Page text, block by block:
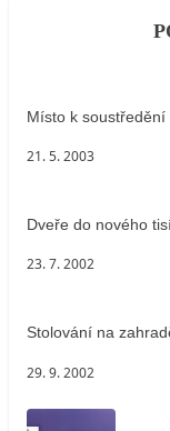
Místo k soustředění
21. 5. 2003
Dveře do nového
23. 7. 2002
Stolování na
29. 9. 2002